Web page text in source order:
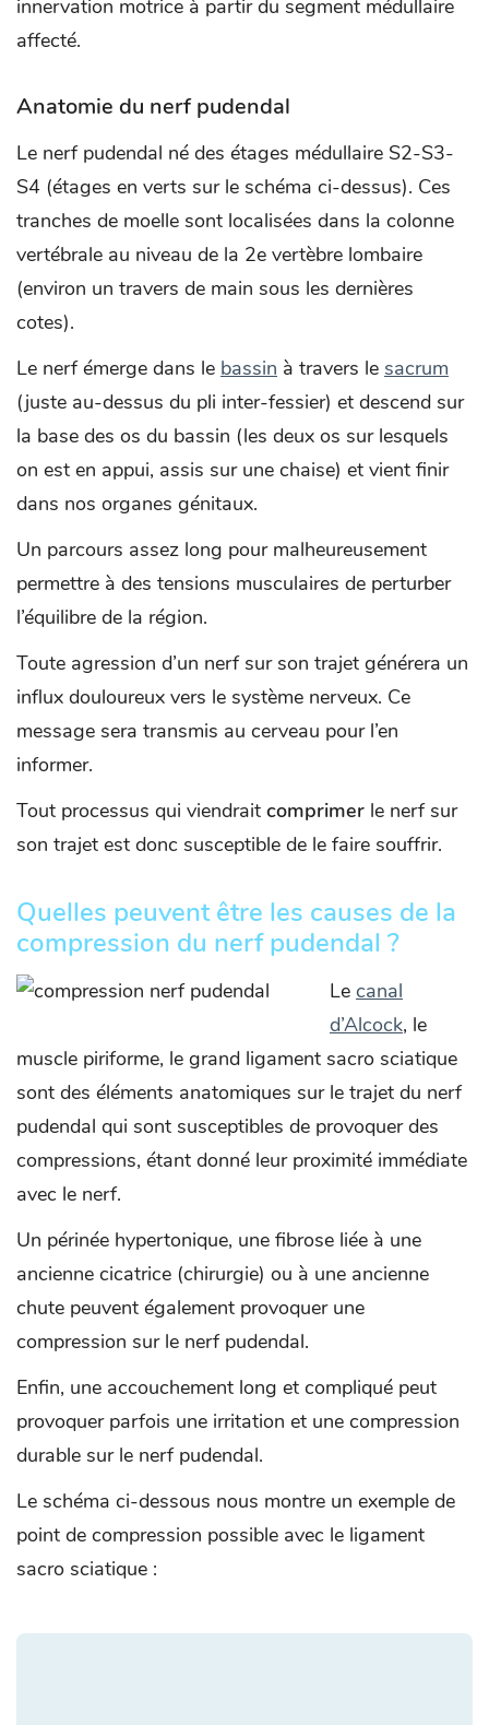
innervation motrice à partir du segment médullaire
affecté.
Anatomie du nerf pudendal
Le nerf pudendal né des étages médullaire S2-S3-
S4 (étages en verts sur le schéma ci-dessus). Ces
tranches de moelle sont localisées dans la colonne
vertébrale au niveau de la 2e vertèbre lombaire
(environ un travers de main sous les dernières
cotes).
Le nerf émerge dans le bassin à travers le sacrum
(juste au-dessus du pli inter-fessier) et descend sur
la base des os du bassin (les deux os sur lesquels
on est en appui, assis sur une chaise) et vient finir
dans nos organes génitaux.
Un parcours assez long pour malheureusement
permettre à des tensions musculaires de perturber
l’équilibre de la région.
Toute agression d’un nerf sur son trajet générera un
influx douloureux vers le système nerveux. Ce
message sera transmis au cerveau pour l’en
informer.
Tout processus qui viendrait comprimer le nerf sur
son trajet est donc susceptible de le faire souffrir.
Quelles peuvent être les causes de la
compression du nerf pudendal ?
Le canal
d’Alcock, le
muscle piriforme, le grand ligament sacro sciatique
sont des éléments anatomiques sur le trajet du nerf
pudendal qui sont susceptibles de provoquer des
compressions, étant donné leur proximité immédiate
avec le nerf.
Un périnée hypertonique, une fibrose liée à une
ancienne cicatrice (chirurgie) ou à une ancienne
chute peuvent également provoquer une
compression sur le nerf pudendal.
Enfin, une accouchement long et compliqué peut
provoquer parfois une irritation et une compression
durable sur le nerf pudendal.
Le schéma ci-dessous nous montre un exemple de
point de compression possible avec le ligament
sacro sciatique :